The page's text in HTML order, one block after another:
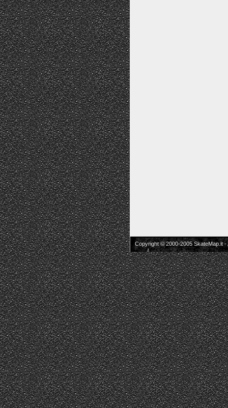
Copyright © 2000-2005 SkateMap.it -